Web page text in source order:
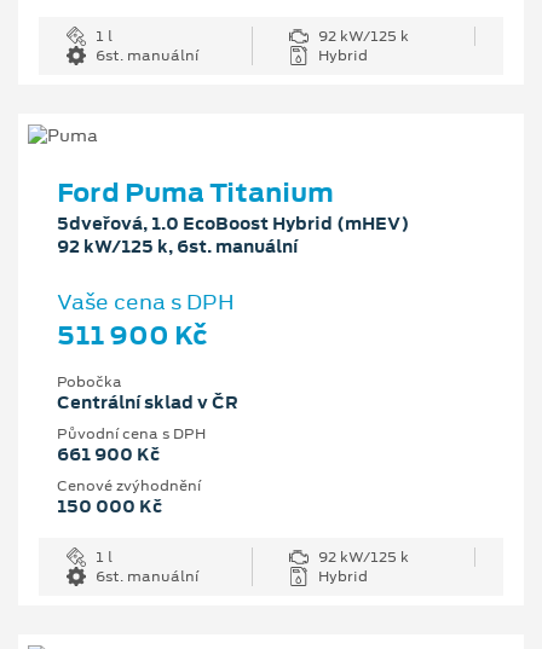
1 l
92 kW/125 k
6st. manuální
Hybrid
Ford Puma Titanium
5dveřová, 1.0 EcoBoost Hybrid (mHEV)
92 kW/125 k, 6st. manuální
Vaše cena s DPH
511 900 Kč
Pobočka
Centrální sklad v ČR
Původní cena s DPH
661 900 Kč
Cenové zvýhodnění
150 000 Kč
1 l
92 kW/125 k
6st. manuální
Hybrid